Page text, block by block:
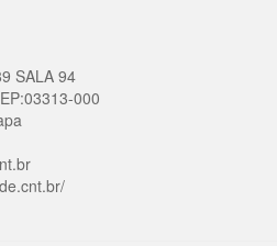
SALA 94
03313-000